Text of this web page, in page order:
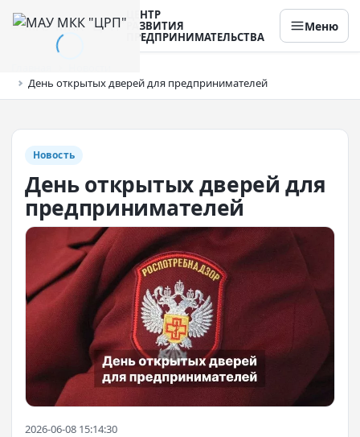
ЦЕНТР
РАЗВИТИЯ
ПРЕДПРИНИМАТЕЛЬСТВА
Меню
День открытых дверей для предпринимателей
Новость
День открытых дверей для
предпринимателей
2026-06-08 15:14:30